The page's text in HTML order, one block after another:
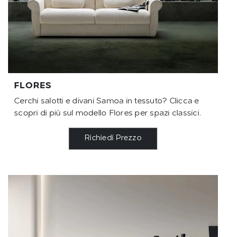
FLORES
Cerchi salotti e divani Samoa in tessuto? Clicca e
scopri di più sul modello Flores per spazi classici.
Richiedi Prezzo